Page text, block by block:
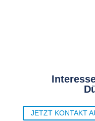
JETZT KONTAKT